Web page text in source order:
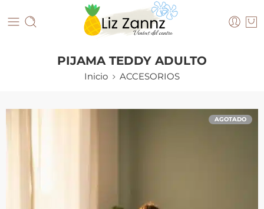
PIJAMA TEDDY ADULTO
Inicio ACCESORIOS
AGOTADO